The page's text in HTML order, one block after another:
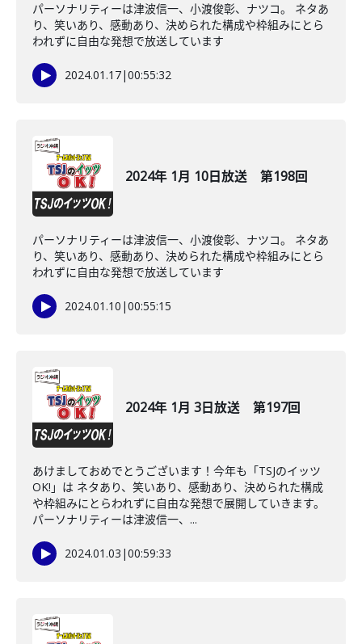
パーソナリティーは津波信一、小渡俊彰、ナツコ。 ネタあ
り、笑いあり、感動あり、決められた構成や枠組みにとら
われずに自由な発想で放送しています
2024.01.17|00:55:32
2024年 1月 10日放送 第198回
パーソナリティーは津波信一、小渡俊彰、ナツコ。 ネタあ
り、笑いあり、感動あり、決められた構成や枠組みにとら
われずに自由な発想で放送しています
2024.01.10 |00:55:15
2024年 1月 3日放送 第197回
あけましておめでとうございます！今年も「TSJのイッツ
OK!」は ネタあり、笑いあり、感動あり、決められた構成
や枠組みにとらわれずに自由な発想で展開していきます。
パーソナリティーは津波信一、...
2024.01.03 |00:59:33